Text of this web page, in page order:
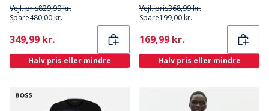
Vejl. pris829,99 kr.
Spare480,00 kr.
Current
349,99 kr.
Halv pris eller mindre
Vejl. pris368,99 kr.
Spare199,00 kr.
Current
169,99 kr.
Halv pris eller mindre